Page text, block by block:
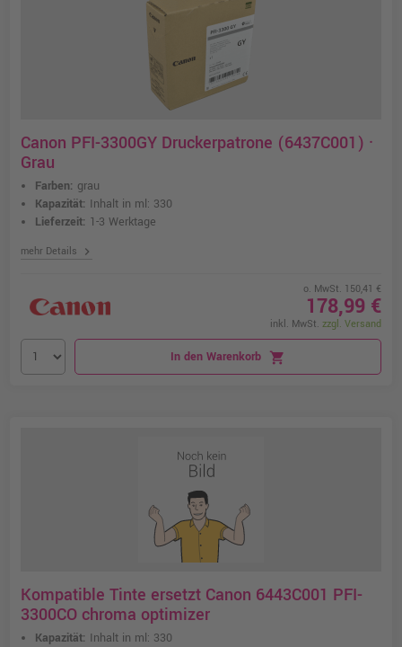
Canon PFI-3300GY Druckerpatrone (6437C001) ·
Grau
Farben: grau
Kapazität: Inhalt in ml: 330
Lieferzeit: 1-3 Werktage
mehr Details chevron_right
o. MwSt. 150,41 €
178,99 €
inkl. MwSt. zzgl. Versand
In den Warenkorb shopping_cart
Kompatible Tinte ersetzt Canon 6443C001 PFI-
3300CO chroma optimizer
Kapazität: Inhalt in ml: 330